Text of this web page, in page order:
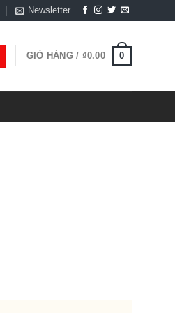
Newsletter
GIỎ HÀNG / ₫0.00 0